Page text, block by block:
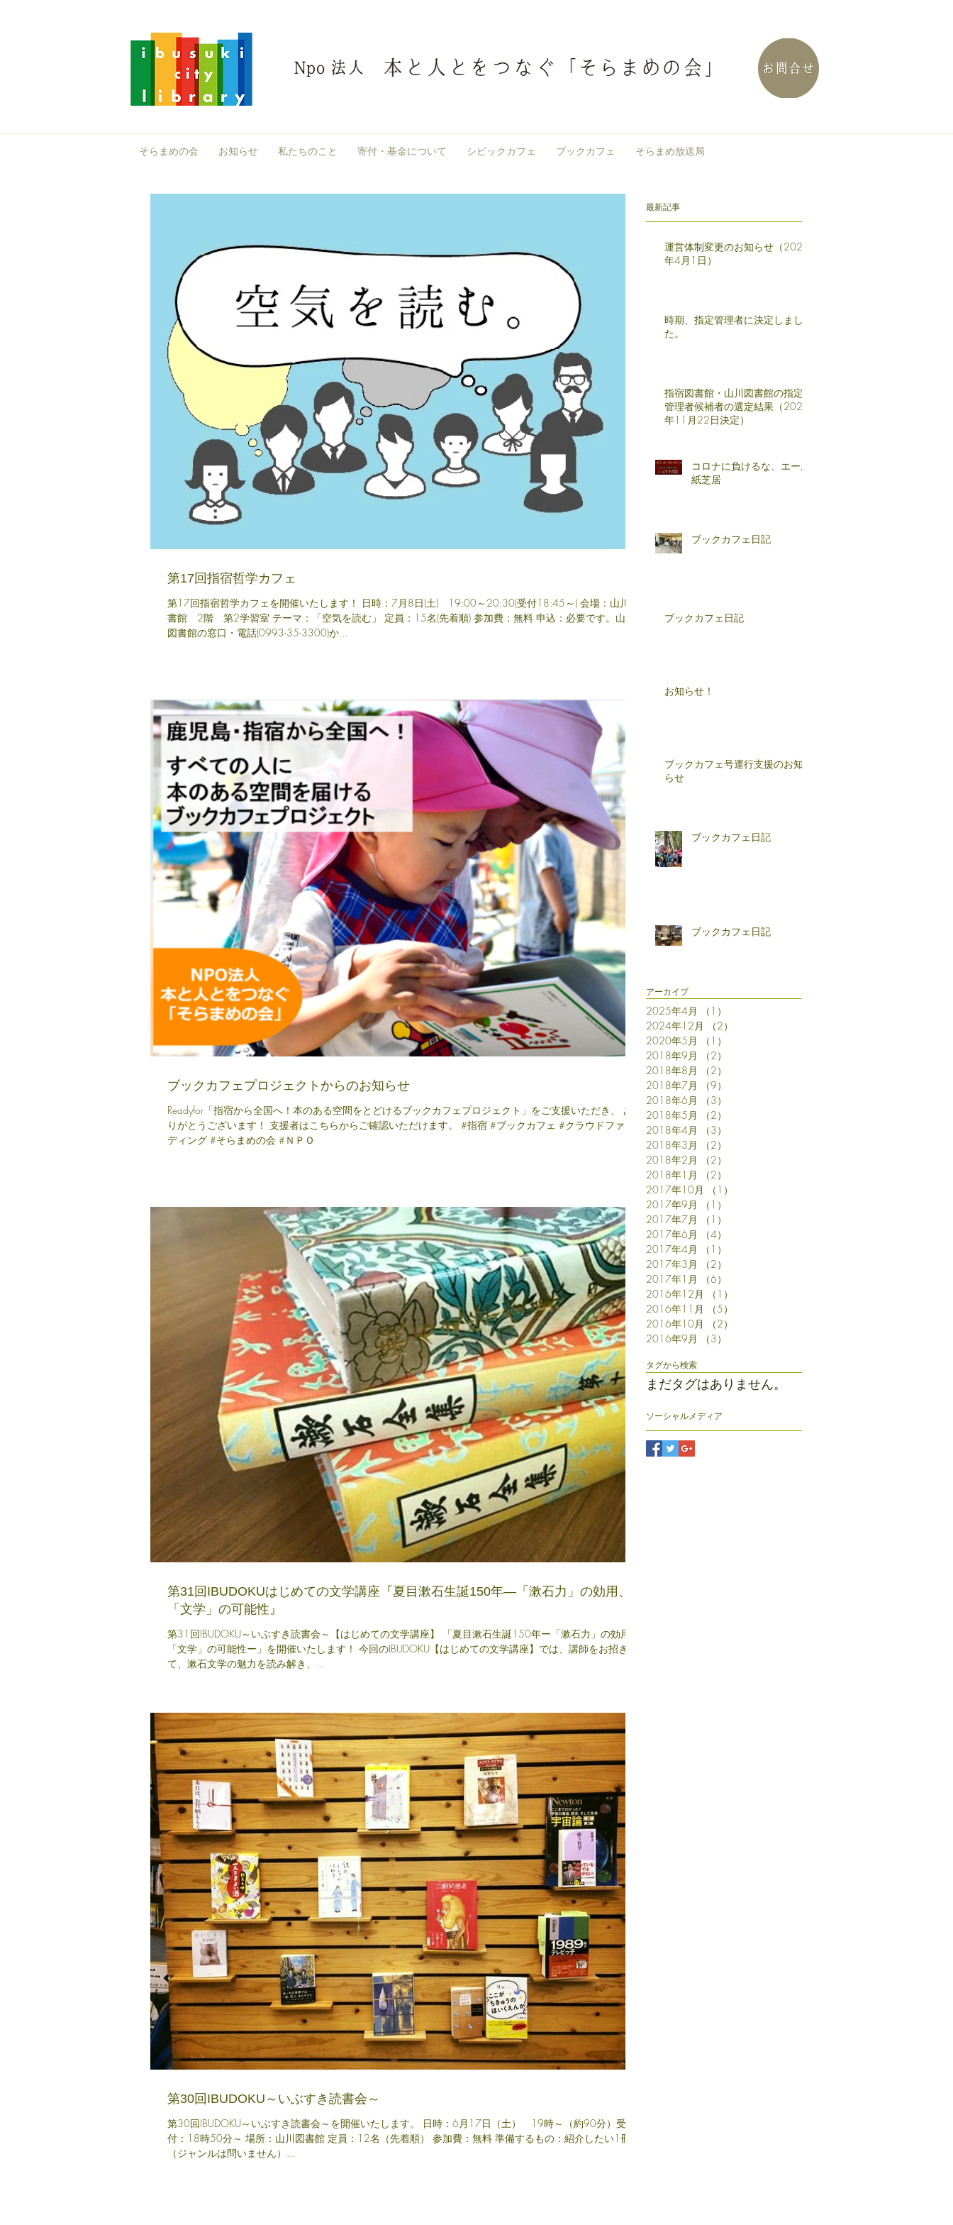
そらまめの会 お知らせ 私たちのこと 寄付・基金について シビックカフェ ブックカフェ そらまめ放送局
第17回指宿哲学カフェ
第17回指宿哲学カフェを開催いたします！ 日時：7月8日(土) 19:00～20:30(受付18:45～) 会場：山川図
書館 2階 第2学習室 テーマ：「空気を読む」 定員：15名(先着順) 参加費：無料 申込：必要です。山川
図書館の窓口・電話(0993-35-3300)か...
ブックカフェプロジェクトからのお知らせ
Readyfor「指宿から全国へ！本のある空間をとどけるブックカフェプロジェクト」をご支援いただき、 あ
りがとうございます！ 支援者はこちらからご確認いただけます。 #指宿 #ブックカフェ #クラウドファン
ディング #そらまめの会 #ＮＰＯ
第31回IBUDOKUはじめての文学講座『夏目漱石生誕150年―「漱石力」の効用、
「文学」の可能性』
第31回IBUDOKU～いぶすき読書会～【はじめての文学講座】 「夏目漱石生誕150年ー「漱石力」の効用、
「文学」の可能性ー」を開催いたします！ 今回のIBUDOKU【はじめての文学講座】では、講師をお招きし
て、漱石文学の魅力を読み解き、...
第30回IBUDOKU～いぶすき読書会～
第30回IBUDOKU～いぶすき読書会～を開催いたします。 日時：6月17日（土） 19時～（約90分）受
付：18時50分～ 場所：山川図書館 定員：12名（先着順） 参加費：無料 準備するもの：紹介したい1冊
（ジャンルは問いません）...
最新記事
運営体制変更のお知らせ（2025
年4月1日）
時期、指定管理者に決定しまし
た。
指宿図書館・山川図書館の指定
管理者候補者の選定結果（2024
年11月22日決定）
コロナに負けるな、エール
紙芝居
ブックカフェ日記
ブックカフェ日記
お知らせ！
ブックカフェ号運行支援のお知
らせ
ブックカフェ日記
ブックカフェ日記
アーカイブ
2025年4月 （1）
2024年12月
（2）
2020年5月
（1）
2018年9月
（2）
2018年8月
（2）
2018年7月
（9）
2018年6月
（3）
2018年5月
（2）
2018年4月
（3）
2018年3月
（2）
2018年2月
（2）
2018年1月
（2）
2017年10月
（1）
2017年9月
（1）
2017年7月
（1）
2017年6月
（4）
2017年4月
（1）
2017年3月
（2）
2017年1月
（6）
2016年12月
（1）
2016年11月
（5）
2016年10月
（2）
2016年9月
（3）
タグから検索
まだタグはありません。
ソーシャルメディア